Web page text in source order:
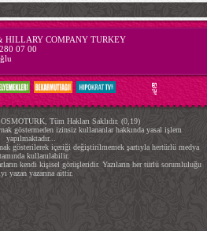
HILLARY COMPANY TURKEY
07 00
Tüm Hakları Saklıdır. (0,19)
göstermeden izinsiz kullananlar hakkında yasal işlem
yapılmaktadır...
gösterilerek içeriği değiştirilmemek şartıyla hertürlü medya
kullanılabilir.
kendi kişisel görüşleridir. Yazıların her türlü sorumluluğu
yazan yazarına aittir.